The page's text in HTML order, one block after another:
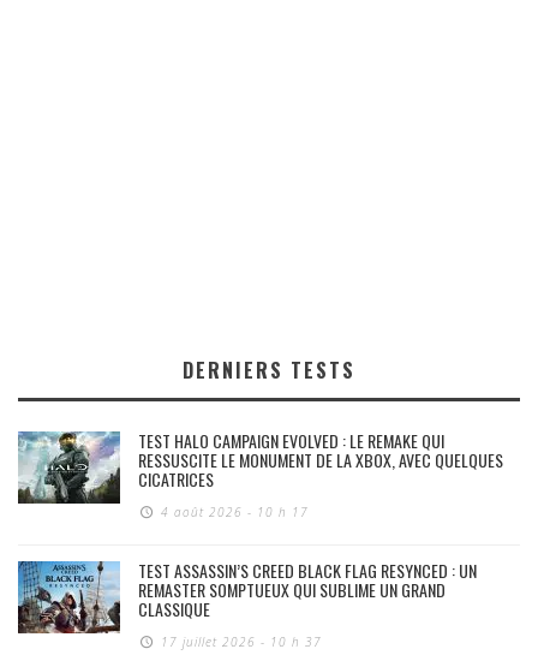
DERNIERS TESTS
TEST HALO CAMPAIGN EVOLVED : LE REMAKE QUI
RESSUSCITE LE MONUMENT DE LA XBOX, AVEC QUELQUES
CICATRICES
4 août 2026 - 10 h 17
TEST ASSASSIN’S CREED BLACK FLAG RESYNCED : UN
REMASTER SOMPTUEUX QUI SUBLIME UN GRAND
CLASSIQUE
17 juillet 2026 - 10 h 37